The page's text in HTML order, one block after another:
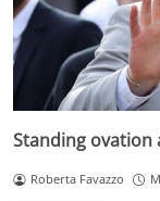
Standing ovation
Roberta Favazzo